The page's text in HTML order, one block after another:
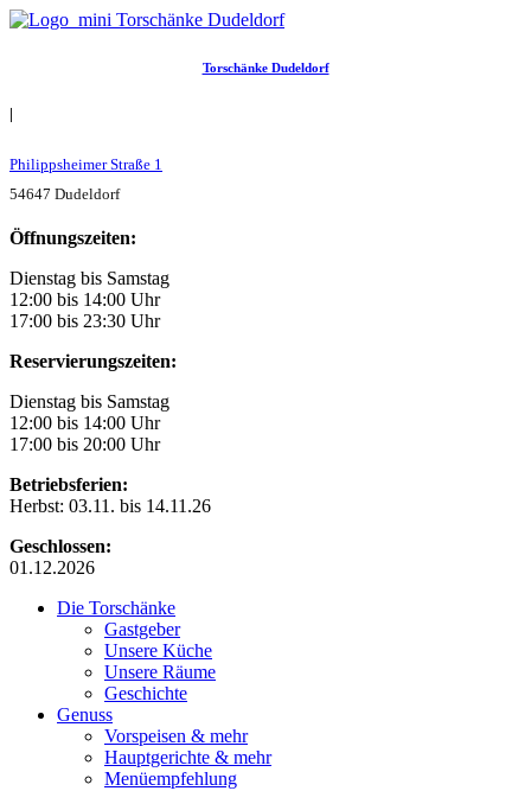
Torschänke Dudeldorf
|
Philippsheimer Straße 1
54647 Dudeldorf
Öffnungszeiten:
Dienstag bis Samstag
12:00 bis 14:00 Uhr
17:00 bis 23:30 Uhr
Reservierungszeiten:
Dienstag bis Samstag
12:00 bis 14:00 Uhr
17:00 bis 20:00 Uhr
Betriebsferien:
Herbst: 03.11. bis 14.11.26
Geschlossen:
01.12.2026
Die Torschänke
Gastgeber
Unsere Küche
Unsere Räume
Geschichte
Genuss
Vorspeisen & mehr
Hauptgerichte & mehr
Menüempfehlung